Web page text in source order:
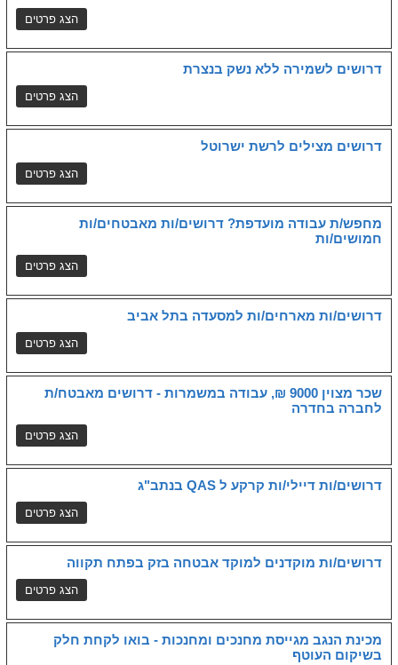
דרושים לשמירה ללא נשק בנצרת
דרושים מצילים לרשת ישרוטל
מחפש/ת עבודה מועדפת? דרושים/ות מאבטחים/ות
חמושים/ות
דרושים/ות מארחים/ות למסעדה בתל אביב
שכר מצוין 9000 ₪, עבודה במשמרות - דרושים מאבטח/ת
לחברה בחדרה
דרושים/ות דיילי/ות קרקע ל QAS בנתב"ג
דרושים/ות מוקדנים למוקד אבטחה בזק בפתח תקווה
מכינת הנגב מגייסת מחנכים ומחנכות - בואו לקחת חלק
בשיקום העוטף